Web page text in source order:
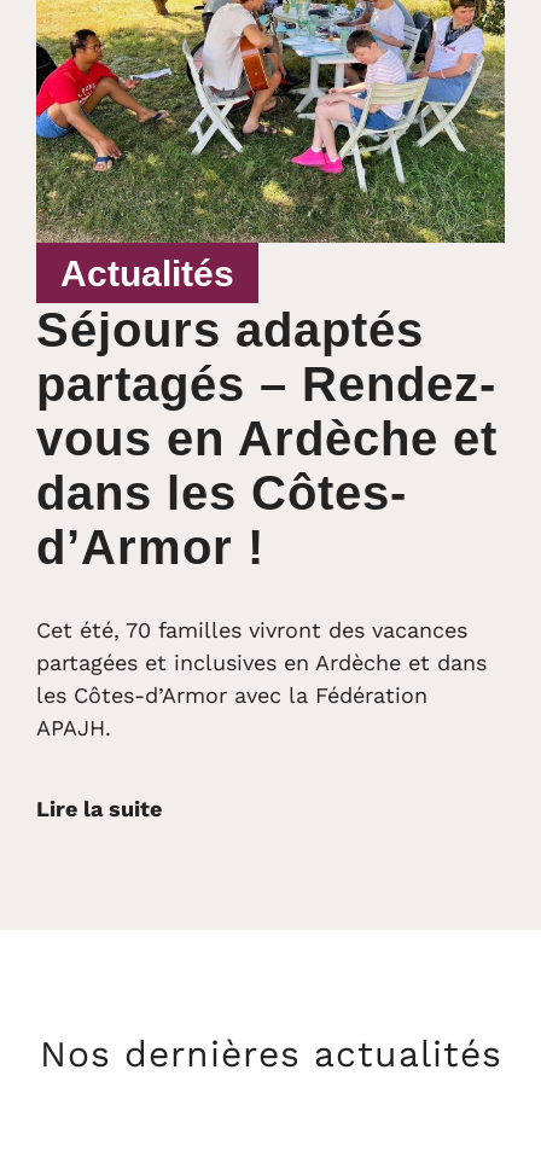
Séjours adaptés
partagés – Rendez-
vous en Ardèche et
dans les Côtes-
d’Armor !
Actualités
Cet été, 70 familles vivront des vacances
partagées et inclusives en Ardèche et dans
les Côtes-d’Armor avec la Fédération
APAJH.
Lire la suite
Nos dernières actualités